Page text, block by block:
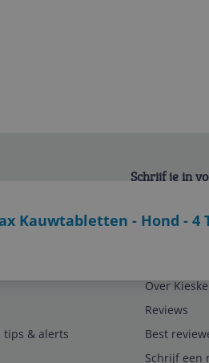
Kauwtabletten - Hond - 4
Schrijf je in
tips & alerts
Over
Reviews
Best
Schrijf een